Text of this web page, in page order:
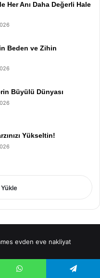
Her Anı Daha Değerli Hale
Beden ve Zihin
Büyülü Dünyası
Yükseltin!
Yükle
evden eve nakliyat